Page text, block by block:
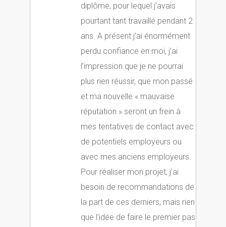
diplôme, pour lequel j’avais
pourtant tant travaillé pendant 2
ans. A présent j’ai énormément
perdu confiance en moi, j’ai
l’impression que je ne pourrai
plus rien réussir, que mon passé
et ma nouvelle « mauvaise
réputation » seront un frein à
mes tentatives de contact avec
de potentiels employeurs ou
avec mes anciens employeurs.
Pour réaliser mon projet, j’ai
besoin de recommandations de
la part de ces derniers, mais rien
que l’idée de faire le premier pas